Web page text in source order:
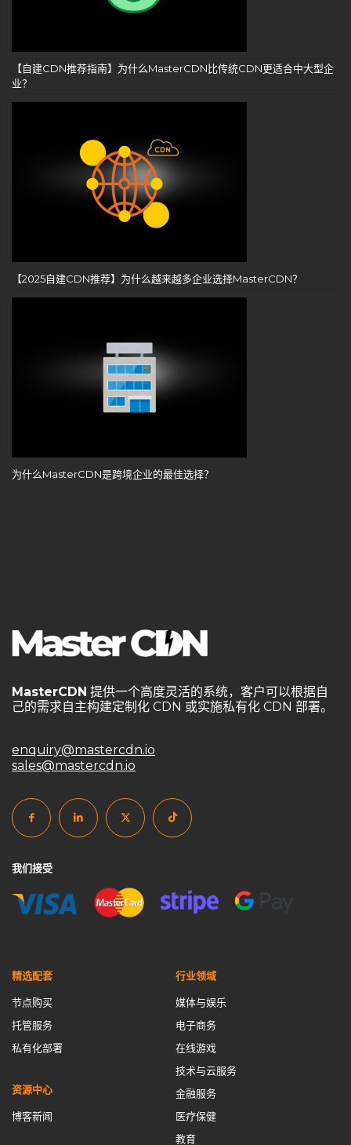
【自建CDN推荐指南】为什么MasterCDN比传统CDN更适合中大型企
业？
【2025自建CDN推荐】为什么越来越多企业选择MasterCDN？
为什么MasterCDN是跨境企业的最佳选择？
MasterCDN 提供一个高度灵活的系统，客户可以根据自
己的需求自主构建定制化 CDN 或实施私有化 CDN 部署。
enquiry@mastercdn.io
sales@mastercdn.io
我们接受
精选配套
节点购买
托管服务
私有化部署
行业领域
媒体与娱乐
电子商务
在线游戏
技术与云服务
金融服务
医疗保健
教育
资源中心
博客新闻